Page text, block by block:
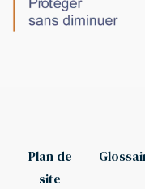
Plan de
site